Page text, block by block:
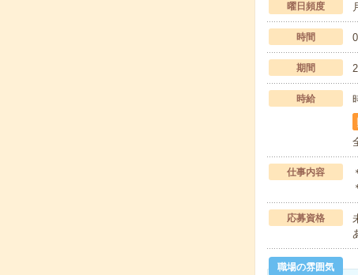
曜日頻度
時間
期間
時給
仕事内容
応募資格
職場の雰囲気